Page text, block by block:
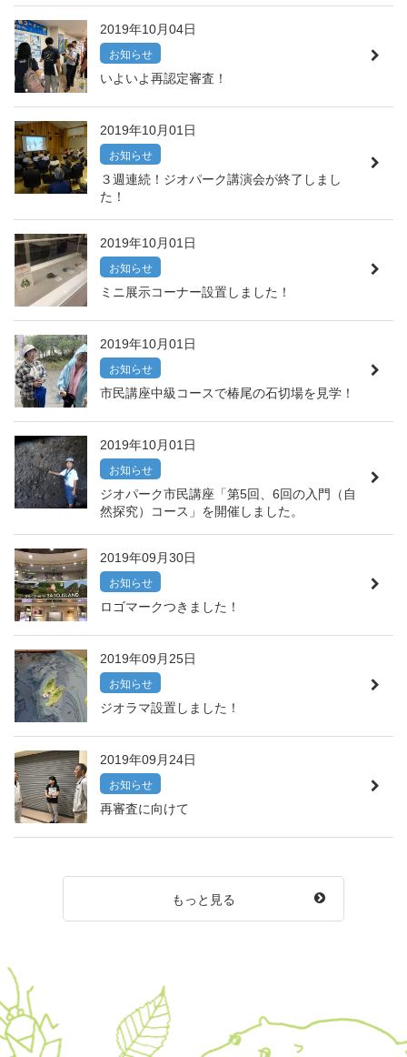
2019年10月04日
お知らせ
いよいよ再認定審査！
2019年10月01日
お知らせ
３週連続！ジオパーク講演会が終了しまし
た！
2019年10月01日
お知らせ
ミニ展示コーナー設置しました！
2019年10月01日
お知らせ
市民講座中級コースで椿尾の石切場を見学！
2019年10月01日
お知らせ
ジオパーク市民講座「第5回、6回の入門（自
然探究）コース」を開催しました。
2019年09月30日
お知らせ
ロゴマークつきました！
2019年09月25日
お知らせ
ジオラマ設置しました！
2019年09月24日
お知らせ
再審査に向けて
もっと見る